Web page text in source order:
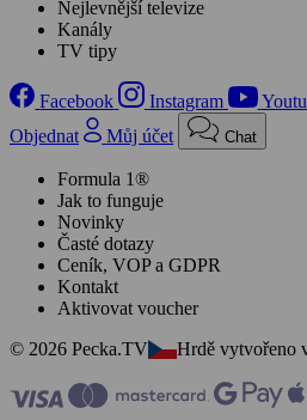
Nejlevnější televize
Kanály
TV tipy
Facebook Instagram
Objednat
Můj účet Chat
Formula 1®
Jak to funguje
Novinky
Časté dotazy
Ceník, VOP a GDPR
Kontakt
Aktivovat voucher
© 2026 Pecka.TV
Hrdě vytvořeno